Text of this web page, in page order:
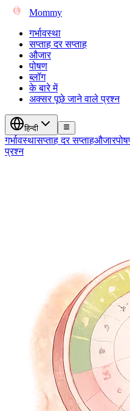
Mommy
गर्भावस्था
सप्ताह दर सप्ताह
औजार
पोषण
ब्लॉग
के बारे में
अक्सर पूछे जाने वाले प्रश्न
हिन्दी
गर्भावस्थासप्ताह दर सप्ताहऔजार
प्रश्न